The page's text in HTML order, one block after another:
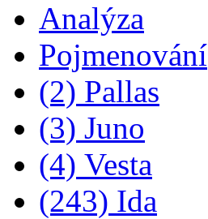
Analýza
Pojmenování
(2) Pallas
(3) Juno
(4) Vesta
(243) Ida